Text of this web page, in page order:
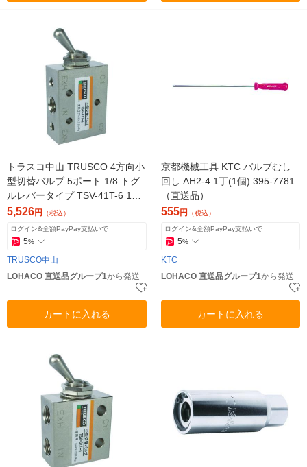
トラスコ中山 TRUSCO 4方向小
型切替バルブ 5ポート 1/8 トグ
ルレバータイプ TSV-41T-6 1個
818-8138（直送品）
5,526円 （税込）
ログイン&全額PayPay支払いで
5%
TRUSCO中山
LOHACO 直送品グループ1から発送
カートに入れる
京都機械工具 KTC バルブむし
回し AH2-4 1丁(1個) 395-7781
（直送品）
555円 （税込）
ログイン&全額PayPay支払いで
5%
KTC
LOHACO 直送品グループ1から発送
カートに入れる